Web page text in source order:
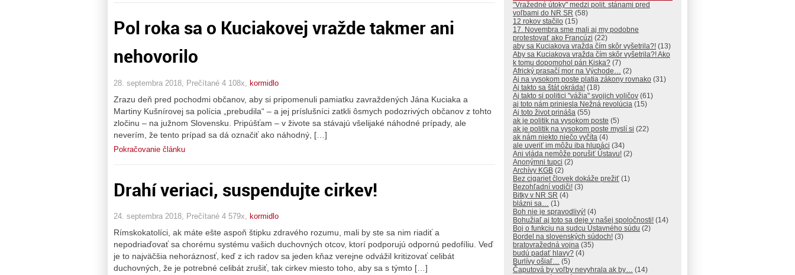
Pol roka sa o Kuciakovej vražde takmer ani
nehovorilo
28. septembra 2018, Prečítané 4 108x, kormidlo
Zrazu deň pred pochodmi občanov, aby si pripomenuli pamiatku zavraždených Jána Kuciaka a
Martiny Kušnírovej sa polícia „prebudila“ – a jej príslušníci zatkli ôsmych podozrivých občanov z tohto
zločinu – na južnom Slovensku. Pripúšťam – v živote sa stávajú všelijaké náhodné prípady, ale
neverím, že tento prípad sa dá označiť ako náhodný, […]
Pokračovanie článku
Drahí veriaci, suspendujte cirkev!
24. septembra 2018, Prečítané 4 579x, kormidlo
Rímskokatolíci, ak máte ešte aspoň štipku zdravého rozumu, mali by ste sa nim riadiť a
nepodriaďovať sa chorému systému vašich duchovných otcov, ktorí podporujú odpornú pedofíliu. Veď
je to najväčšia nehoráznosť, keď z ich radov sa jeden kňaz verejne odvážil kritizovať celibát
duchovných, že je potrebné celibát zrušiť, tak cirkev miesto toho, aby sa s týmto […]
"Vražedné útoky" medzi polit. stánami pred
voľbami do NR SR (58)
12 rokov stačilo (15)
17. Novembra sme mali aj my podobne
protestovať ako Francúzi (22)
aby sa Kuciakova vražda čím skôr vyšetrila?! (13)
Aby sa Kuciakova vražda čím skôr vyšetrila?! Ako
k tomu dopomohol pán Kiska? (7)
Africký prasačí mor na Východe… (2)
Aj na vysokom poste platia zákony rovnako (31)
Aj takto sa štát okráda! (18)
Aj takto si politici "vážia" svojich voličov (61)
aj toto nám priniesla Nežná revolúcia (15)
Aj toto život prináša (55)
ak je politik na vysokom poste (5)
ak je politik na vysokom poste myslí si (22)
ak nám niekto niečo vyčíta (4)
ale uveriť im môžu iba hlupáci (34)
Ani vláda nemôže porušiť Ústavu! (2)
Anonýmni tupci (2)
Archívy KGB (2)
Bez cigariet človek dokáže prežiť (1)
Bezohľadní vodiči! (3)
Bitky v NR SR (4)
blázni sa… (1)
Boh nie je spravodlivý! (4)
Bohužiaľ aj toto sa deje v našej spoločnosti! (14)
Boj o funkciu na sudcu Ústavného súdu (2)
Bordel na slovenských súdoch! (3)
bratovražedná vojna (35)
budú padať hlavy? (4)
Burlívy ošiaľ… (5)
Čaputová by voľby nevyhrala ak by… (14)